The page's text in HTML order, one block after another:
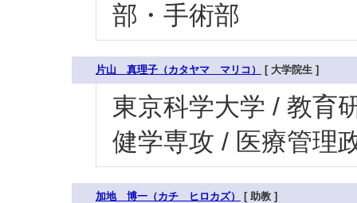
部・手術部
片山 真理子（カタヤマ マリコ） [ 大学院生 ]
東京科学大学 / 教育
健学専攻 / 医療管理
加地 博一（カチ ヒロカズ） [ 助教 ]